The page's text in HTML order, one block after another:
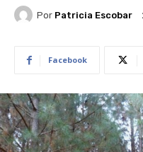
Por Patricia Escobar
Facebook